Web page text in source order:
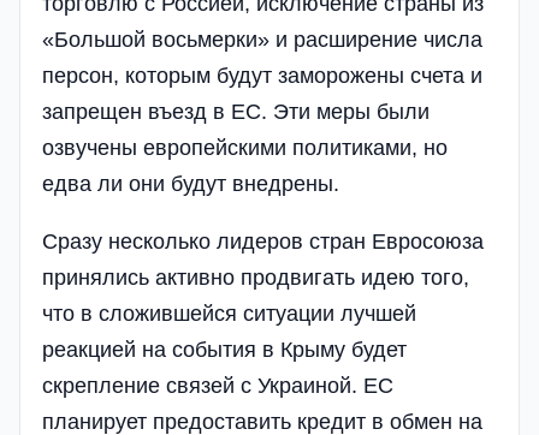
«Большой восьмерки» и расширение числа
персон, которым будут заморожены счета и
запрещен въезд в ЕС. Эти меры были
озвучены европейскими политиками, но
едва ли они будут внедрены.
Сразу несколько лидеров стран Евросоюза
принялись активно продвигать идею того,
что в сложившейся ситуации лучшей
реакцией на события в Крыму будет
скрепление связей с Украиной. ЕС
планирует предоставить кредит в обмен на